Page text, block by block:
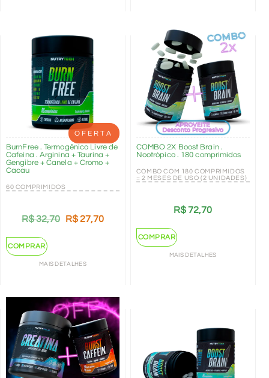
OFERTA
BurnFree . Termogênico Livre de
Cafeína . Arginina + Taurina +
Gengibre + Canela + Cromo +
Cacau
60 COMPRIMIDOS
R$32,70 R$27,70
COMPRAR
MAIS DETALHES
COMBO 2X Boost Brain .
Nootrópico . 180 comprimidos
COMBO COM 180 COMPRIMIDOS
= 2 MESES DE USO (2 UNIDADES)
R$72,70
COMPRAR
MAIS DETALHES